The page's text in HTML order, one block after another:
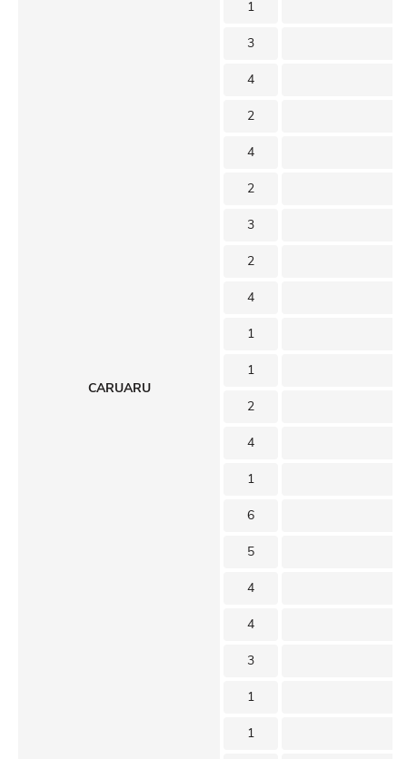
CARUARU
1
3
4
2
4
2
3
2
4
1
1
2
4
1
6
5
4
4
3
1
1